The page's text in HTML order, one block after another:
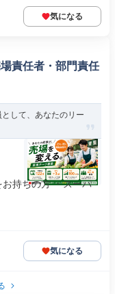
気になる
責任者・部門責任
して、あなたのリー
持ちの方 ・スーパ
気になる